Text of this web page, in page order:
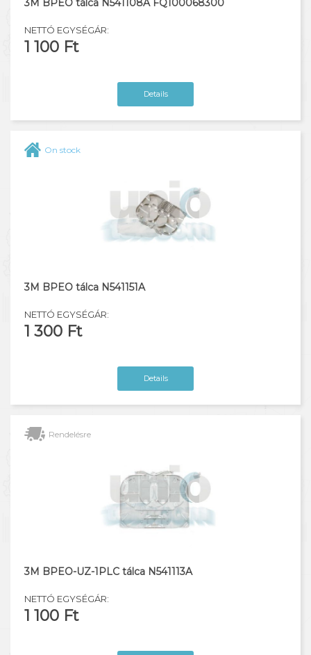
NETTÓ EGYSÉGÁR:
1 100 Ft
Details
On stock
3M BPEO tálca N541151A
NETTÓ EGYSÉGÁR:
1 300 Ft
Details
Rendelésre
3M BPEO-UZ-1PLC tálca N541113A
NETTÓ EGYSÉGÁR:
1 100 Ft